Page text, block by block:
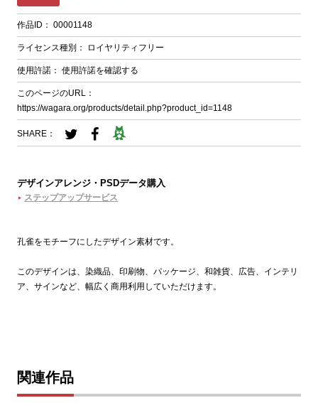
作品ID： 00001148
ライセンス種別： ロイヤリティフリー
使用許諾： 使用許諾を確認する
このページのURL：
https://wagara.org/products/detail.php?product_id=1148
SHARE：
デザインアレンジ・PSDデータ購入
ステップアップサービス
孔雀をモチーフにしたデザイン素材です。
このデザインは、染織品、印刷物、パッケージ、和雑貨、広告、インテリ
ア、サインなど、幅広く商用利用していただけます。
関連作品